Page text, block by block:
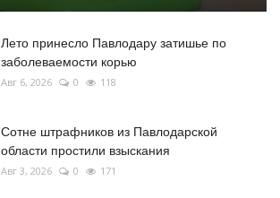
Лето принесло Павлодару затишье по
заболеваемости корью
Авг 6, 2026 0 118
Сотне штрафников из Павлодарской
области простили взыскания
Авг 3, 2026 0 171